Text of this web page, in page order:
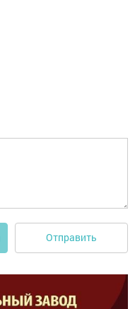
Отправить